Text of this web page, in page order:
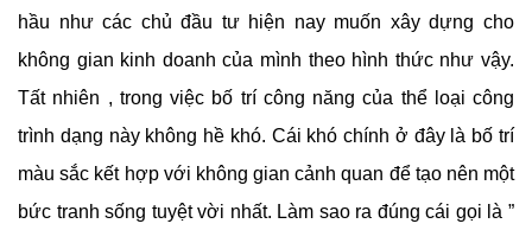
hầu như các chủ đầu tư hiện nay muốn xây dựng cho
không gian kinh doanh của mình theo hình thức như vậy.
Tất nhiên , trong việc bố trí công năng của thể loại công
trình dạng này không hề khó. Cái khó chính ở đây là bố trí
màu sắc kết hợp với không gian cảnh quan để tạo nên một
bức tranh sống tuyệt vời nhất. Làm sao ra đúng cái gọi là ”